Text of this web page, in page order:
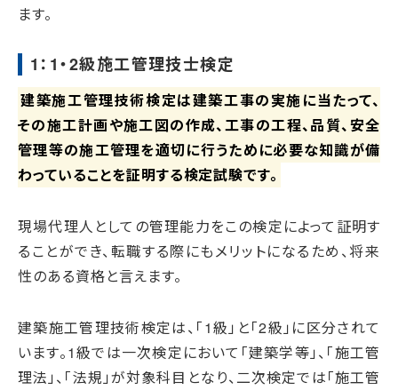
ます。
1：1・2級施工管理技士検定
建築施工管理技術検定は建築工事の実施に当たって、
その施工計画や施工図の作成、工事の工程、品質、安全
管理等の施工管理を適切に行うために必要な知識が備
わっていることを証明する検定試験です。
現場代理人としての管理能力をこの検定によって証明す
ることができ、転職する際にもメリットになるため、将来
性のある資格と言えます。
建築施工管理技術検定は、「1級」と「2級」に区分されて
います。1級では一次検定において「建築学等」、「施工管
理法」、「法規」が対象科目となり、二次検定では「施工管